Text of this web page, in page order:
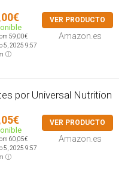
59,00€
5, 2025 9:57
VER PRODUCTO
Amazon.es
por Universal Nutrition
60,05€
5, 2025 9:57
VER PRODUCTO
Amazon.es